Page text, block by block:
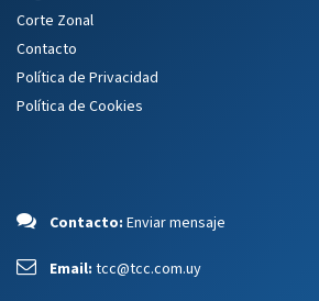
Corte Zonal
Contacto
Política de Privacidad
Política de Cookies
Contacto: Enviar mensaje
Email: tcc@tcc.com.uy